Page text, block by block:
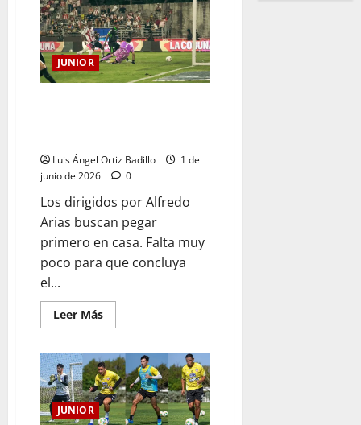
JUNIOR
Luis Ángel Ortiz Badillo
1 de
junio de 2026
0
Los dirigidos por Alfredo
Arias buscan pegar
primero en casa. Falta muy
poco para que concluya
el...
Leer Más
JUNIOR